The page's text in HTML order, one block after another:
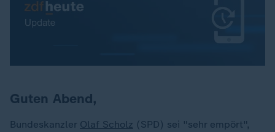
Guten Abend,
Bundeskanzler Olaf Scholz (SPD) sei "sehr empört",